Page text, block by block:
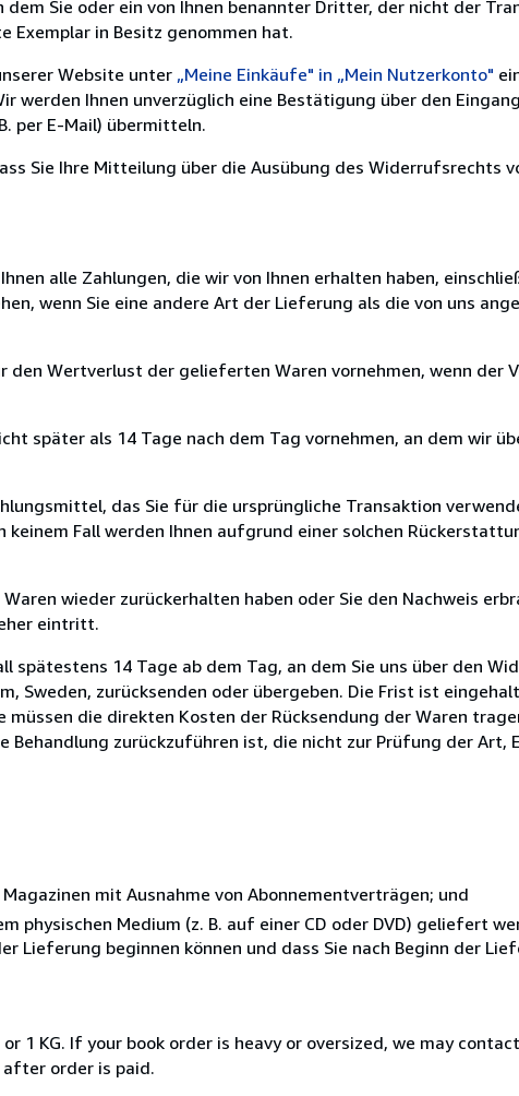
Sie oder ein von Ihnen benannter Dritter, der nicht der
Exemplar in Besitz genommen hat.
Website unter „Meine Einkäufe" in „Mein Nutzerkonto"
werden Ihnen unverzüglich eine Bestätigung über den
per E-Mail) übermitteln.
Sie Ihre Mitteilung über die Ausübung des Widerrufsrechts
alle Zahlungen, die wir von Ihnen erhalten haben,
wenn Sie eine andere Art der Lieferung als die von uns
den Wertverlust der gelieferten Waren vornehmen, wenn der
später als 14 Tage nach dem Tag vornehmen, an dem wir
das Sie für die ursprüngliche Transaktion
Fall werden Ihnen aufgrund einer solchen
wieder zurückerhalten haben oder Sie den Nachweis
eintritt.
spätestens 14 Tage ab dem Tag, an dem Sie uns über den
Sweden, zurücksenden oder übergeben. Die Frist ist
müssen die direkten Kosten der Rücksendung der Waren
Behandlung zurückzuführen ist, die nicht zur Prüfung der Art,
mit Ausnahme von Abonnementverträgen; und
Medium (z. B. auf einer CD oder DVD) geliefert
Lieferung beginnen können und dass Sie nach Beginn der
1 KG. If your book order is heavy or oversized, we may
order is paid.